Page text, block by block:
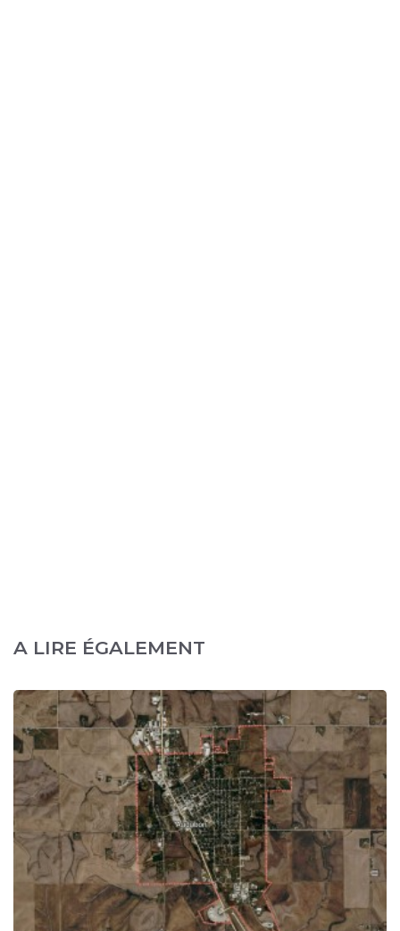
A LIRE ÉGALEMENT